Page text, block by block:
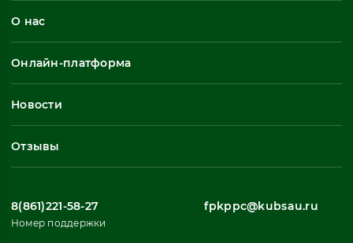
Профессиональная переподготовка
Профессиональное обучение
Все
О нас
Онлайн-платформа
Новости
Отзывы
8(861)221-58-27
Номер поддержки
fpkppc@kubsau.ru